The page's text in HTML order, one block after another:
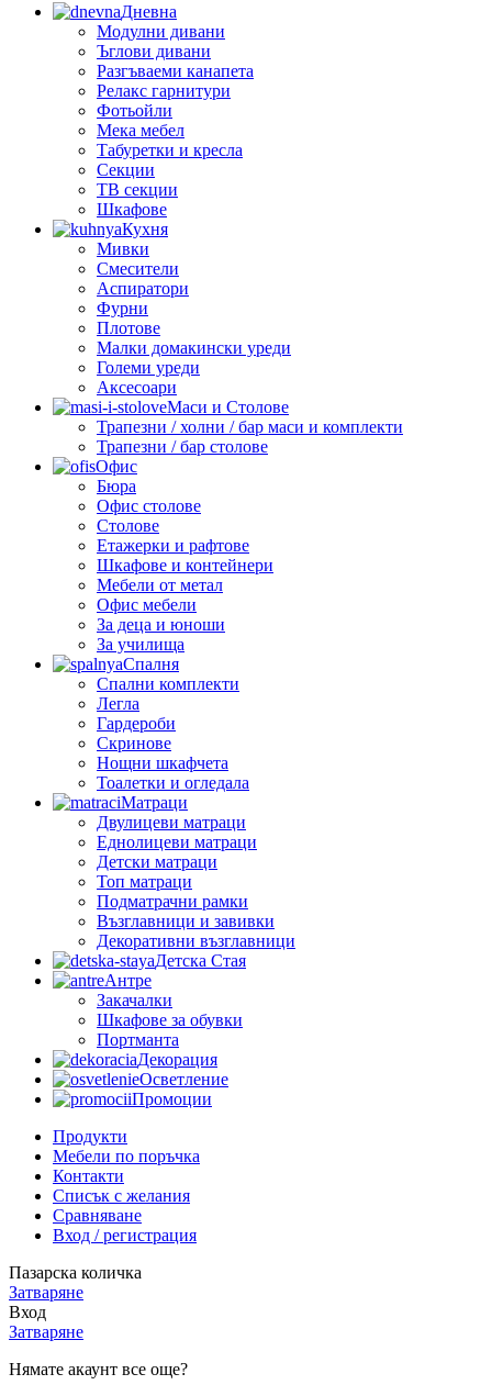
Дневна
Модулни дивани
Ъглови дивани
Разгъваеми канапета
Релакс гарнитури
Фотьойли
Мека мебел
Табуретки и кресла
Секции
ТВ секции
Шкафове
Кухня
Мивки
Смесители
Аспиратори
Фурни
Плотове
Малки домакински уреди
Големи уреди
Аксесоари
Маси и Столове
Трапезни / холни / бар маси и комплекти
Трапезни / бар столове
Офис
Бюра
Офис столове
Столове
Етажерки и рафтове
Шкафове и контейнери
Мебели от метал
Офис мебели
За деца и юноши
За училища
Спалня
Спални комплекти
Легла
Гардероби
Скринове
Нощни шкафчета
Тоалетки и огледала
Матраци
Двулицеви матраци
Еднолицеви матраци
Детски матраци
Топ матраци
Подматрачни рамки
Възглавници и завивки
Декоративни възглавници
Детска Стая
Антре
Закачалки
Шкафове за обувки
Портманта
Декорация
Осветление
Промоции
Продукти
Мебели по поръчка
Контакти
Списък с желания
Сравняване
Вход / регистрация
Пазарска количка
Затваряне
Вход
Затваряне
Нямате акаунт все още?